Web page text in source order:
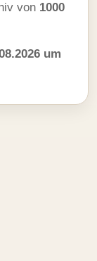
von 1000
um